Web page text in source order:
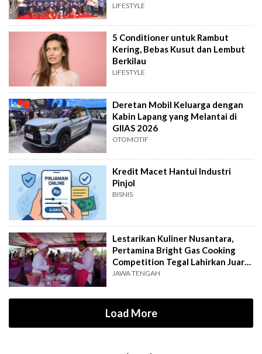
LIFESTYLE
5 Conditioner untuk Rambut
Kering, Bebas Kusut dan Lembut
Berkilau
LIFESTYLE
Deretan Mobil Keluarga dengan
Kabin Lapang yang Melantai di
GIIAS 2026
OTOMOTIF
Kredit Macet Hantui Industri
Pinjol
BISNIS
Lestarikan Kuliner Nusantara,
Pertamina Bright Gas Cooking
Competition Tegal Lahirkan Juara
Baru
JAWA TENGAH
Load More